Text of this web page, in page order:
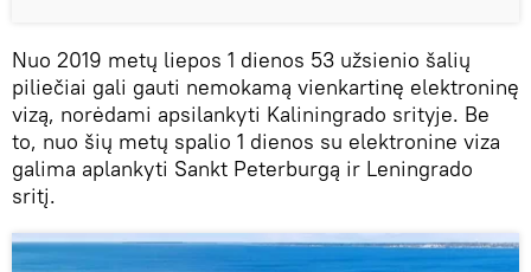
Nuo 2019 metų liepos 1 dienos 53 užsienio šalių
piliečiai gali gauti nemokamą vienkartinę elektroninę
vizą, norėdami apsilankyti Kaliningrado srityje. Be
to, nuo šių metų spalio 1 dienos su elektronine viza
galima aplankyti Sankt Peterburgą ir Leningrado
sritį.